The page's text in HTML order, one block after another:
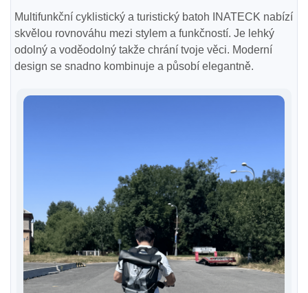
Multifunkční cyklistický a turistický batoh INATECK nabízí
skvělou rovnováhu mezi stylem a funkčností. Je lehký
odolný a voděodolný takže chrání tvoje věci. Moderní
design se snadno kombinuje a působí elegantně.